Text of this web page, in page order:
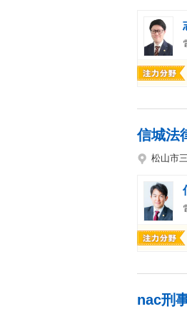
信城法
松山市
nac刑